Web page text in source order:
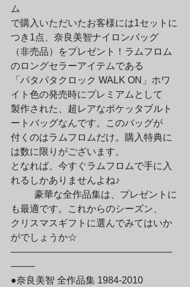
ム
で購入いただいたお客様には1セットに
つき1点、奈良美智ナイロンバッグ
（非売品）をプレゼント！ラムフロム
のロングセラーアイテムである
「パタパタクロック WALK ON」ホワ
イト色の発売時にプレミアムとして
製作された、超レアなポケッタブルト
ートバッグなんです。このバッグが
付くのはラムフロムだけ。購入特典に
は数に限りがございます。
となれば、今すぐラムフロムで手に入
れるしかありませんよね♪
も最適です。これからのシーズン、
クリスマスギフトに選んでみてはいか
がでしょうか☆
—————————————————
——–
●奈良美智 全作品集 1984-2010